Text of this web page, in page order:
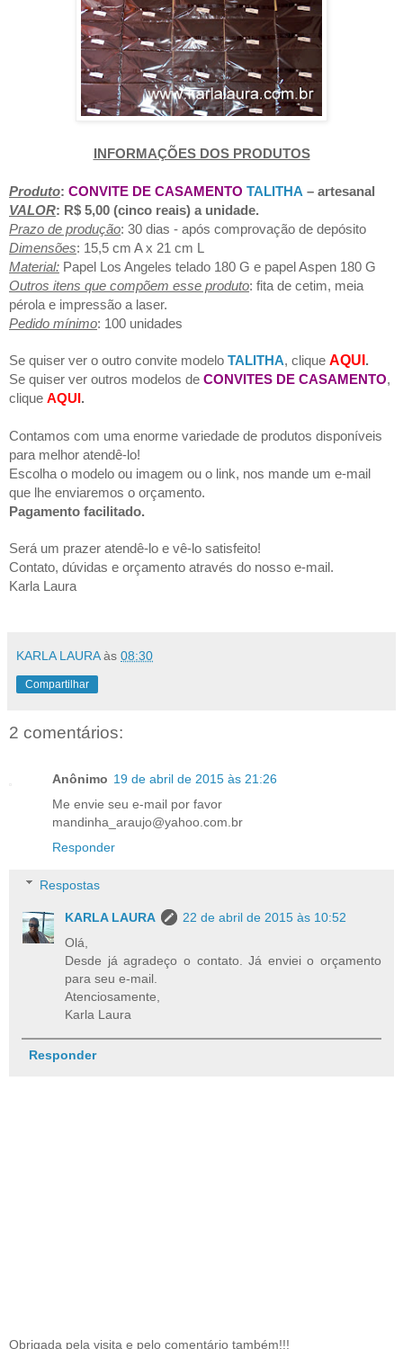
INFORMAÇÕES DOS PRODUTOS
Produto: CONVITE DE CASAMENTO TALITHA – artesanal
VALOR: R$ 5,00 (cinco reais) a unidade.
Prazo de produção: 30 dias - após comprovação de depósito
Dimensões: 15,5 cm A x 21 cm L
Material: Papel Los Angeles telado 180 G e papel Aspen 180 G
Outros itens que compõem esse produto: fita de cetim, meia
pérola e impressão a laser.
Pedido mínimo: 100 unidades
Se quiser ver o outro convite modelo TALITHA, clique AQUI .
Se quiser ver outros modelos de CONVITES DE CASAMENTO,
clique AQUI.
Contamos com uma enorme variedade de produtos disponíveis
para melhor atendê-lo!
Escolha o modelo ou imagem ou o link, nos mande um e-mail
que lhe enviaremos o orçamento.
Pagamento facilitado.
Será um prazer atendê-lo e vê-lo satisfeito!
Contato, dúvidas e orçamento através do nosso e-mail.
Karla Laura
KARLA LAURA às 08:30
Compartilhar
2 comentários:
Anônimo 19 de abril de 2015 às 21:26
Me envie seu e-mail por favor
mandinha_araujo@yahoo.com.br
Responder
Respostas
KARLA LAURA
22 de abril de 2015 às 10:52
Olá,
Desde já agradeço o contato. Já enviei o orçamento
para seu e-mail.
Atenciosamente,
Karla Laura
Responder
Obrigada pela visita e pelo comentário também!!!